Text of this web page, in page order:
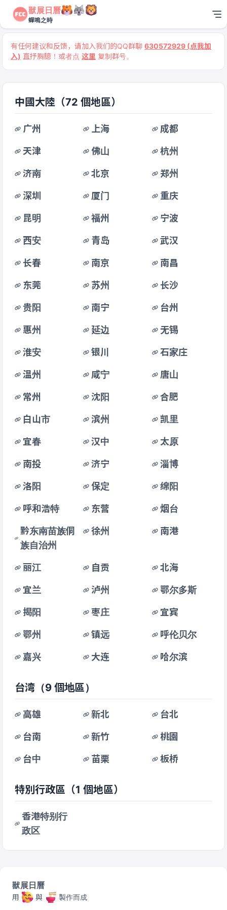
獸展日曆
蟬鳴之時
有任何建议和反馈，请加入我们的QQ群聊 630572929 (点我加
入) 直抒胸臆！或者点 这里 复制群号。
中國大陸 （72 個地區）
广州 上海 成都
天津 佛山 杭州
济南 北京 郑州
深圳 厦门 重庆
昆明 福州 宁波
西安 青岛 武汉
长春 南京 南昌
东莞 苏州 长沙
贵阳 南宁 台州
惠州 延边 无锡
淮安 银川 石家庄
温州 咸宁 唐山
常州 沈阳 合肥
白山市 滨州 凯里
宜春 汉中 太原
南投 济宁 淄博
洛阳 保定 绵阳
呼和浩特 东营 烟台
黔东南苗族侗
族自治州
徐州 南港
丽江 自贡 北海
宜兰 泸州 鄂尔多斯
揭阳 枣庄 宜宾
鄂州 镇远 呼伦贝尔
嘉兴 大连 哈尔滨
台湾 （9 個地區）
高雄 新北 台北
台南 新竹 桃園
台中 苗栗 板桥
特別行政區 （1 個地區）
香港特别行
政区
獸展日曆
用 與 製作而成